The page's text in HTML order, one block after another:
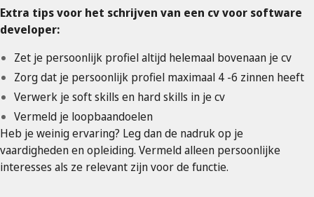
Extra tips voor het schrijven van een cv voor software
developer:
Zet je persoonlijk profiel altijd helemaal bovenaan je cv
Zorg dat je persoonlijk profiel maximaal 4 -6 zinnen heeft
Verwerk je soft skills en hard skills in je cv
Vermeld je loopbaandoelen
Heb je weinig ervaring? Leg dan de nadruk op je
vaardigheden en opleiding. Vermeld alleen persoonlijke
interesses als ze relevant zijn voor de functie.